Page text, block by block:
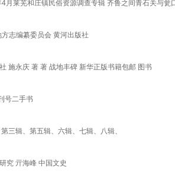
4月莱芜和庄镇民俗资源调查专辑 齐鲁之间青石关与瓮
志编纂委员会 黄河出版社
施永庆 著 著 战地丰碑 新华正版书籍包邮 图书
号二手书
三辑、第五辑、六辑、七辑、八辑、
究 亓海峰 中国文史